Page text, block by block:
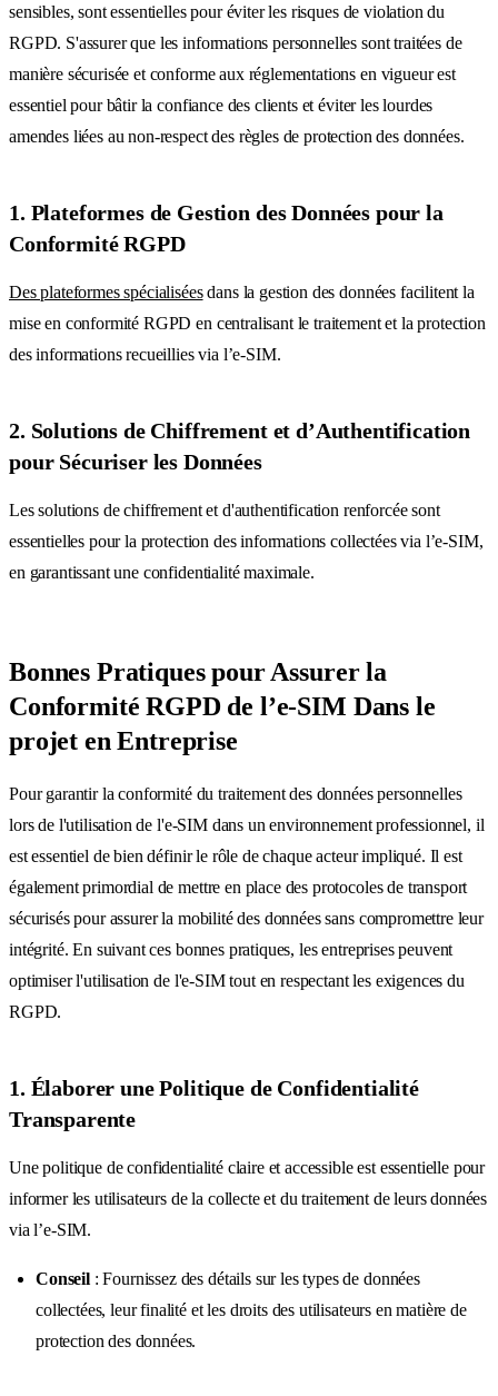
sensibles, sont essentielles pour éviter les risques de violation du
RGPD. S'assurer que les informations personnelles sont traitées de
manière sécurisée et conforme aux réglementations en vigueur est
essentiel pour bâtir la confiance des clients et éviter les lourdes
amendes liées au non-respect des règles de protection des données.
1. Plateformes de Gestion des Données pour la
Conformité RGPD
Des plateformes spécialiséesdans la gestion des données facilitent la
mise en conformité RGPD en centralisant le traitement et la protection
des informations recueillies via l’e-SIM.
2. Solutions de Chiffrement et d’Authentification
pour Sécuriser les Données
Les solutions de chiffrement et d'authentification renforcée sont
essentielles pour la protection des informations collectées via l’e-SIM,
en garantissant une confidentialité maximale.
Bonnes Pratiques pour Assurer la
Conformité RGPD de l’e-SIM Dans le
projet en Entreprise
Pour garantir la conformité du traitement des données personnelles
lors de l'utilisation de l'e-SIM dans un environnement professionnel, il
est essentiel de bien définir le rôle de chaque acteur impliqué. Il est
également primordial de mettre en place des protocoles de transport
sécurisés pour assurer la mobilité des données sans compromettre leur
intégrité. En suivant ces bonnes pratiques, les entreprises peuvent
optimiser l'utilisation de l'e-SIM tout en respectant les exigences du
RGPD.
1. Élaborer une Politique de Confidentialité
Transparente
Une politique de confidentialité claire et accessible est essentielle pour
informer les utilisateurs de la collecte et du traitement de leurs données
via l’e-SIM.
Conseil: Fournissez des détails sur les types de données
collectées, leur finalité et les droits des utilisateurs en matière de
protection des données.